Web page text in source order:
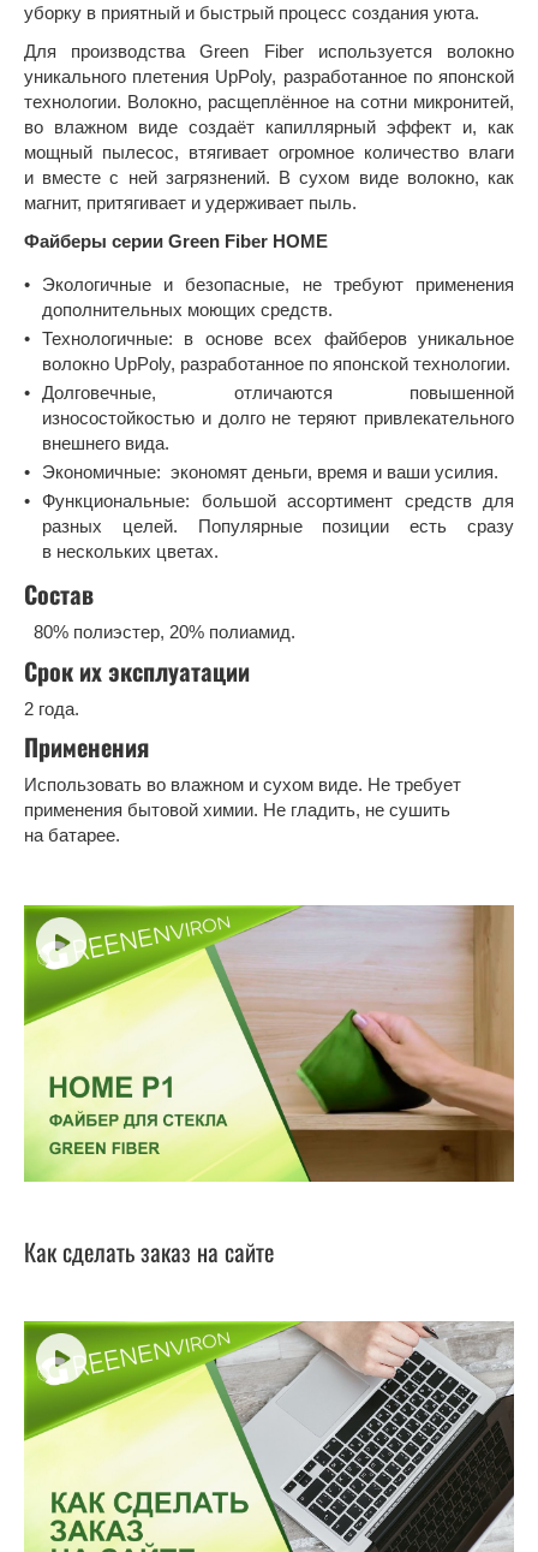
уборку в приятный и быстрый процесс создания уюта.
Для производства Green Fiber используется волокно
уникального плетения UpPoly, разработанное по японской
технологии. Волокно, расщеплённое на сотни микронитей,
во влажном виде создаёт капиллярный эффект и, как
мощный пылесос, втягивает огромное количество влаги
и вместе с ней загрязнений. В сухом виде волокно, как
магнит, притягивает и удерживает пыль.
Файберы серии Green Fiber HOME
Экологичные и безопасные, не требуют применения
дополнительных моющих средств.
Технологичные: в основе всех файберов уникальное
волокно UpPoly, разработанное по японской технологии.
Долговечные, отличаются повышенной
износостойкостью и долго не теряют привлекательного
внешнего вида.
Экономичные: экономят деньги, время и ваши усилия.
Функциональные: большой ассортимент средств для
разных целей. Популярные позиции есть сразу
в нескольких цветах.
Состав
80% полиэстер, 20% полиамид.
Срок их эксплуатации
2 года.
Применения
Использовать во влажном и сухом виде. Не требует
применения бытовой химии. Не гладить, не сушить
на батарее.
Как сделать заказ на сайте